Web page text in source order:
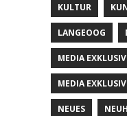
KULTUR
LANGEOOG
MEDIA
MEDIA
NEUES